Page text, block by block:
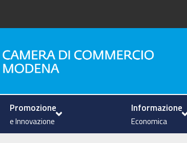
di Modena
Promozione
e Innovazione
Informazione
Economica